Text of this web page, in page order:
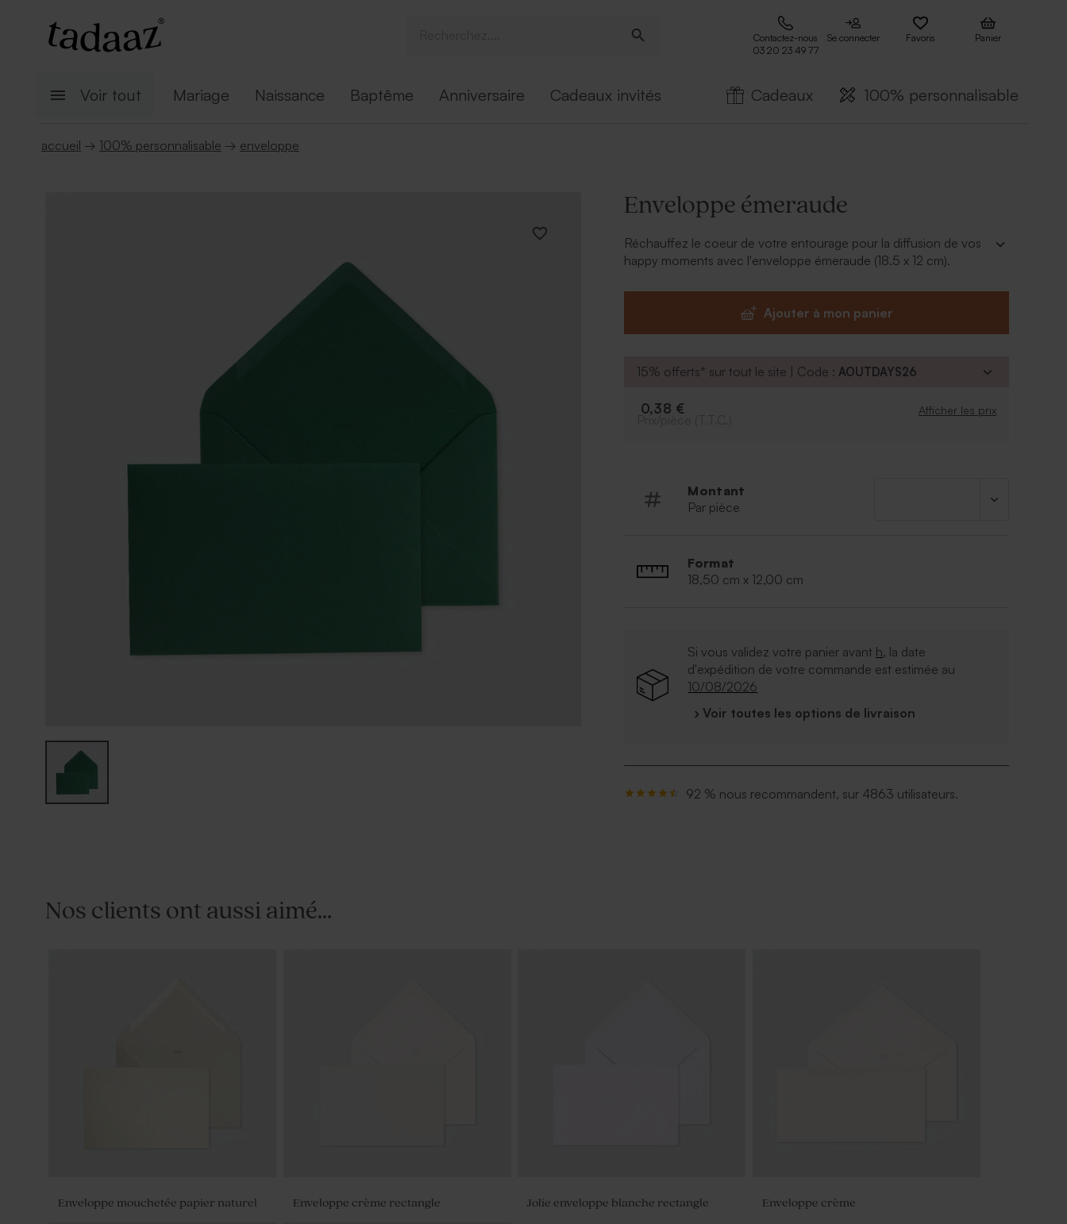
Contactez-nous
03 20 23 49 77
Se connecter Favoris Panier
Voir tout Mariage Naissance Baptême Anniversaire Cadeaux invités Cadeaux 100% personnalisable
accueil → 100% personnalisable → enveloppe
Enveloppe émeraude
Réchauffez le coeur de votre entourage pour la diffusion de vos
happy moments avec l'enveloppe émeraude (18.5 x 12 cm).
Ajouter à mon panier
15% offerts* sur tout le site | Code :AOUTDAYS26
0,38 € Afficher les prix
Montant
Par pièce
Format
18,50 cm x 12,00 cm
Si vous validez votre panier avant h, la date
d'expédition de votre commande est estimée au
10/08/2026
› Voir toutes les options de livraison
92 % nous recommandent, sur 4863 utilisateurs.
Nos clients ont aussi aimé...
Enveloppe mouchetée papier naturel Enveloppe crème rectangle Jolie enveloppe blanche rectangle Enveloppe crème